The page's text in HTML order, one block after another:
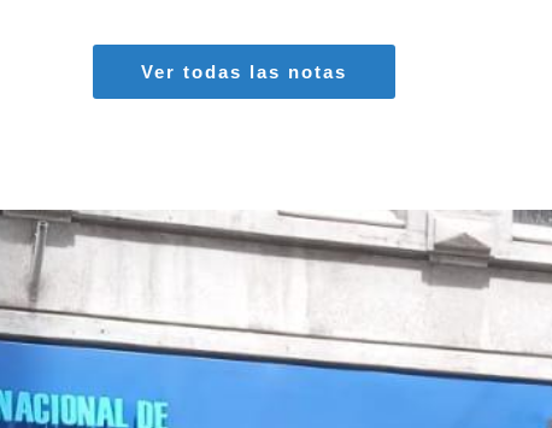
Ver todas las notas